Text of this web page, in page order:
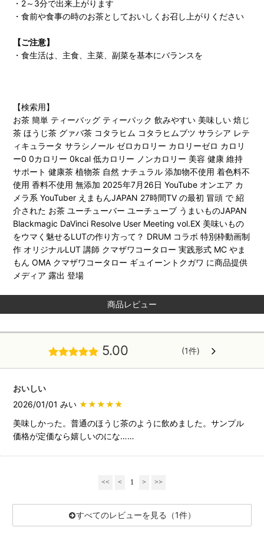
・2～3分で出来上がります
・食前や食事の時のお茶としておいしくお召し上がりください
【ご注意】
・食生活は、主食、主菜、副菜を基本にバランスを
【検索用】
お茶 簡単 ティーバッグ ティーパック 飲みやすい 美味しい 焙じ
茶 ほうじ茶 グァバ茶 コタラヒム コタラヒムブツ サラシア レテ
ィキュラータ サラシノール ゼロカロリー カロリーゼロ カロリ
ー0 0カロリー 0kcal 低カロリー ノンカロリー 美容 健康 維持
サポート 健康茶 植物茶 自然 ナチュラル 添加物不使用 着色料不
使用 香料不使用 無添加 2025年7月26日 YouTube オンエア カ
メラ系 YouTuber えまもんJAPAN 27時間TV の最初 冒頭 で 紹
介された お茶 ユーチューバー ユーチューブ うまいものJAPAN
Blackmagic DaVinci Resolve User Meeting vol.EX 美味いもの
をウマく魅せるLUTの作り方って？ DRUM コラボ 特別枠動画制
作 オリジナルLUT 講師 クマザワコータロー 実践形式 MC やま
もん OMA クマザワコータロー ギュイーントクガワ に商品提供
メディア 露出 登場
商品レビュー
5.00 (1件)
おいしい
2026/01/01 みい ★★★★★
美味しかった。普通のほうじ茶のように飲めました。サンプル
価格が定価なら嬉しいのにな……
<< < 1 > >>
すべてのレビューを見る（1件）